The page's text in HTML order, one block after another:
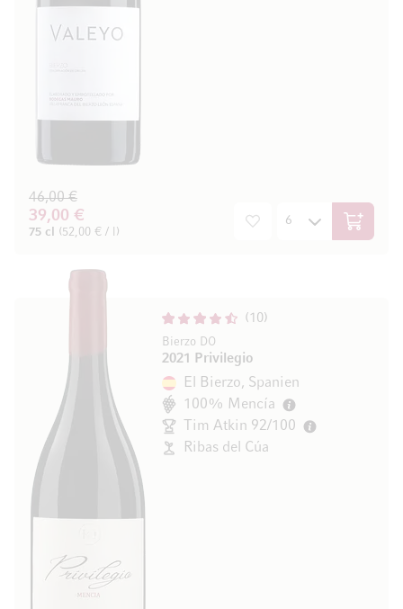
39,00 €
46,00 €
75 cl (52,00 € / l) In den
10
Bierzo DO
2021 Privilegio
El Bierzo, Spanien
100% Mencía
Tim Atkin 92/100
Ribas del Cúa